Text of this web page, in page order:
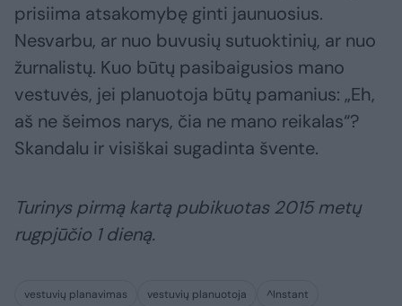
prisiima atsakomybę ginti jaunuosius.
Nesvarbu, ar nuo buvusių sutuoktinių, ar nuo
žurnalistų. Kuo būtų pasibaigusios mano
vestuvės, jei planuotoja būtų pamanius: „Eh,
aš ne šeimos narys, čia ne mano reikalas“?
Skandalu ir visiškai sugadinta švente.
Turinys pirmą kartą pubikuotas 2015 metų
rugpjūčio 1 dieną.
vestuvių planavimas vestuvių planuotoja
^Instant